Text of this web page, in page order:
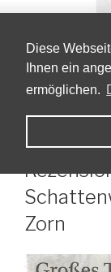
Diese
Ihnen ein
ermöglichen.
springen
22. MÄRZ
Zorn